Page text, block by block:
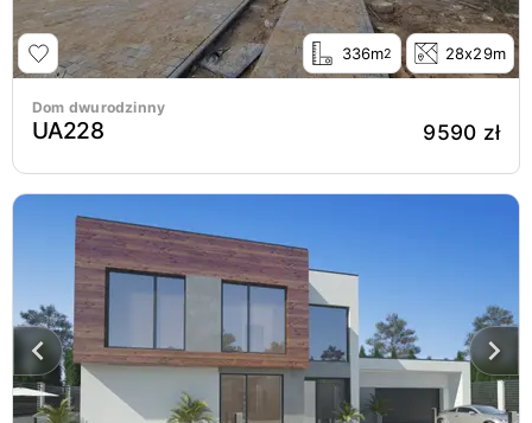
336m2 28x29m
Dom dwurodzinny
UA228 9590 zł